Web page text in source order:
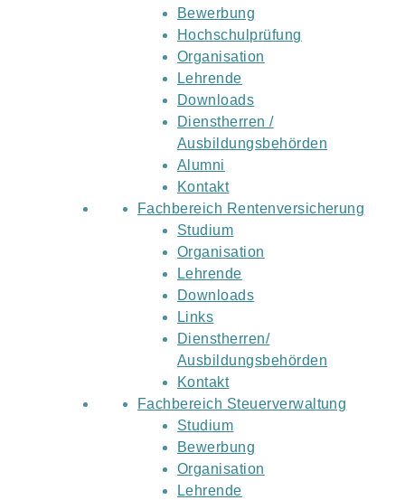
Bewerbung
Hochschulprüfung
Organisation
Lehrende
Downloads
Dienstherren /
Ausbildungsbehörden
Alumni
Kontakt
Fachbereich Rentenversicherung
Studium
Organisation
Lehrende
Downloads
Links
Dienstherren/
Ausbildungsbehörden
Kontakt
Fachbereich Steuerverwaltung
Studium
Bewerbung
Organisation
Lehrende